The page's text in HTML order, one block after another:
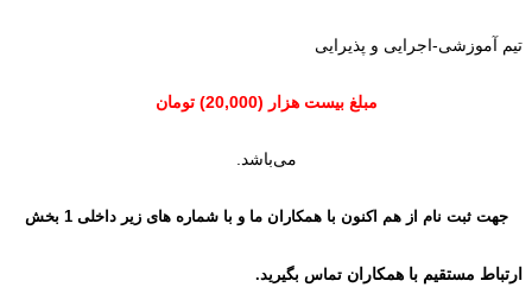
تیم آموزشی-اجرایی و پذیرایی
مبلغ بیست هزار (20,000) تومان
می‌باشد.
جهت ثبت نام از هم اکنون با همکاران ما و با شماره های زیرداخلی 1 بخش
ارتباط مستقیم با همکاران تماس بگیرید.